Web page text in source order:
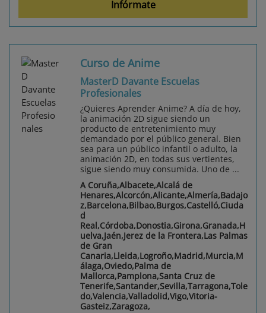
Infórmate
Curso de Anime
MasterD Davante Escuelas
Profesionales
¿Quieres Aprender Anime? A día de hoy,
la animación 2D sigue siendo un
producto de entretenimiento muy
demandado por el público general. Bien
sea para un público infantil o adulto, la
animación 2D, en todas sus vertientes,
sigue siendo muy consumida. Uno de ...
A Coruña,Albacete,Alcalá de
Henares,Alcorcón,Alicante,Almería,Badajo
z,Barcelona,Bilbao,Burgos,Castelló,Ciuda
d
Real,Córdoba,Donostia,Girona,Granada,H
uelva,Jaén,Jerez de la Frontera,Las Palmas
de Gran
Canaria,Lleida,Logroño,Madrid,Murcia,M
álaga,Oviedo,Palma de
Mallorca,Pamplona,Santa Cruz de
Tenerife,Santander,Sevilla,Tarragona,Tole
do,Valencia,Valladolid,Vigo,Vitoria-
Gasteiz,Zaragoza,